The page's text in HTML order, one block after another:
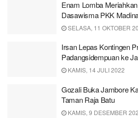
Enam Lomba
Dasawisma PKK
SELASA, 11 OKTOBER
Irsan Lepas Kontingen
Padangsidempuan ke
KAMIS, 14 JULI 2022
Gozali Buka Jambore
Taman Raja Batu
KAMIS, 9 DESEMBER